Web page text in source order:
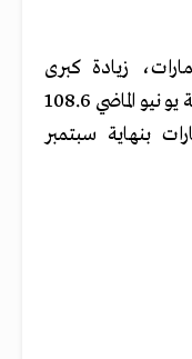
زيادة كبرى
للدين الخارجي الذي سجل بنهاية يونيو الماضي 108.6
مقابل 106.2 مليارات بنهاية سبتمبر